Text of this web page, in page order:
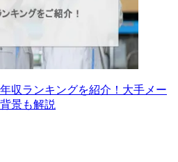
収ランキングを紹介！大手メー
景も解説